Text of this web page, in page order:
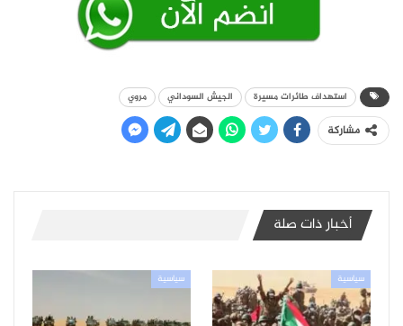
استهداف طائرات مسيرة الجيش السوداني مروي
مشاركة
أخبار ذات صلة
سياسية سياسية